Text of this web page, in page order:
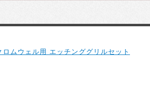
ムウェル用 エッチンググリルセット